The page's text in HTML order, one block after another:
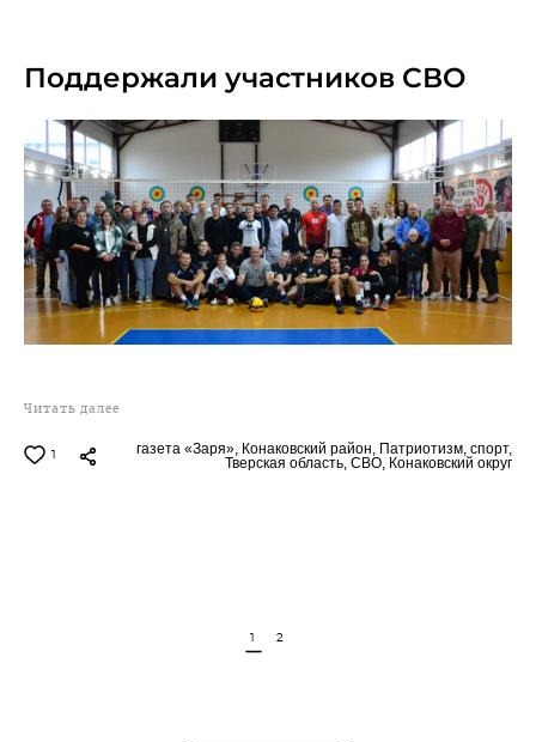
Читать далее
1 газета «Заря», Конаковский район, Патриотизм, спорт,
Тверская область, СВО, Конаковский округ
Поддержали участников СВО
1 2